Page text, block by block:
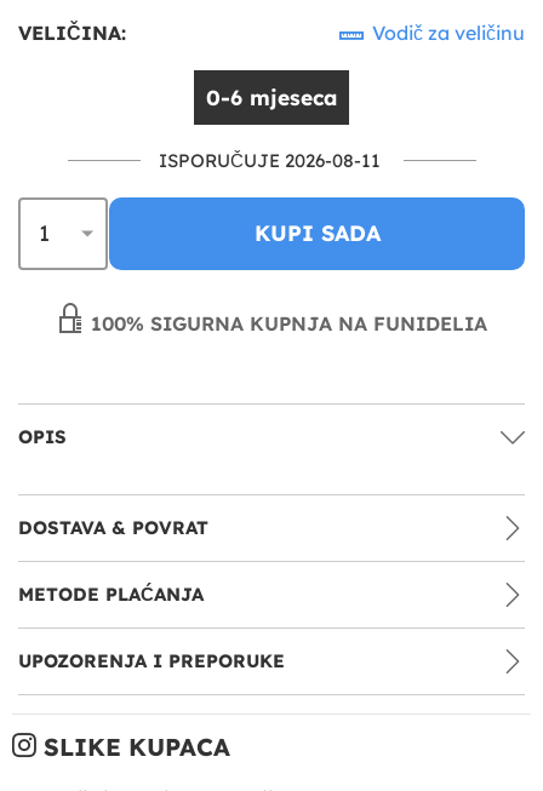
VELIČINA: Vodič za veličinu
0-6 mjeseca
ISPORUČUJE 2026-08-11
KUPI SADA
100% SIGURNA KUPNJA NA FUNIDELIA
OPIS
DOSTAVA & POVRAT
METODE PLAĆANJA
UPOZORENJA I PREPORUKE
SLIKE KUPACA